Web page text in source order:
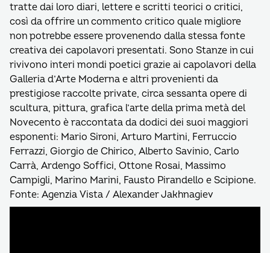
tratte dai loro diari, lettere e scritti teorici o critici,
così da offrire un commento critico quale migliore
non potrebbe essere provenendo dalla stessa fonte
creativa dei capolavori presentati. Sono Stanze in cui
rivivono interi mondi poetici grazie ai capolavori della
Galleria d’Arte Moderna e altri provenienti da
prestigiose raccolte private, circa sessanta opere di
scultura, pittura, grafica l’arte della prima metà del
Novecento è raccontata da dodici dei suoi maggiori
esponenti: Mario Sironi, Arturo Martini, Ferruccio
Ferrazzi, Giorgio de Chirico, Alberto Savinio, Carlo
Carrà, Ardengo Soffici, Ottone Rosai, Massimo
Campigli, Marino Marini, Fausto Pirandello e Scipione.
Fonte: Agenzia Vista / Alexander Jakhnagiev